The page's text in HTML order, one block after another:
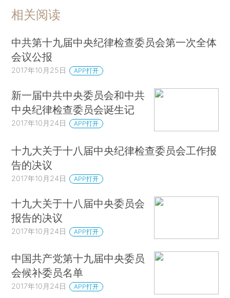
相关阅读
中共第十九届中央纪律检查委员会第一次全体
会议公报
2017年10月25日 APP打开
新一届中共中央委员会和中共
中央纪律检查委员会诞生记
2017年10月24日 APP打开
十九大关于十八届中央纪律检查委员会工作报
告的决议
2017年10月24日 APP打开
十九大关于十八届中央委员会
报告的决议
2017年10月24日 APP打开
中国共产党第十九届中央委员
会候补委员名单
2017年10月24日 APP打开